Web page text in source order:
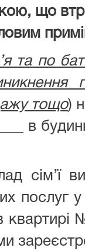
що
та по
тощо)
в
сім’ї
послуг